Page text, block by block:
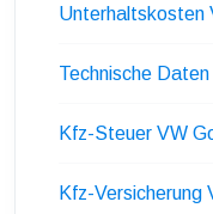
Unterhaltskosten
Technische
Kfz-Steuer VW
Kfz-Versicherung